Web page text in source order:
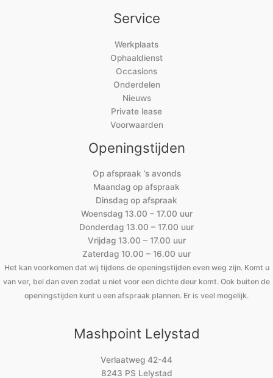
Service
Werkplaats
Ophaaldienst
Occasions
Onderdelen
Nieuws
Private lease
Voorwaarden
Openingstijden
Op afspraak ’s avonds
Maandag op afspraak
Dinsdag op afspraak
Woensdag 13.00 – 17.00 uur
Donderdag 13.00 – 17.00 uur
Vrijdag 13.00 – 17.00 uur
Zaterdag 10.00 – 16.00 uur
Het kan voorkomen dat wij tijdens de openingstijden even weg zijn. Komt u
van ver, bel dan even zodat u niet voor een dichte deur komt. Ook buiten de
openingstijden kunt u een afspraak plannen. Er is veel mogelijk.
Mashpoint Lelystad
Verlaatweg 42-44
8243 PS Lelystad